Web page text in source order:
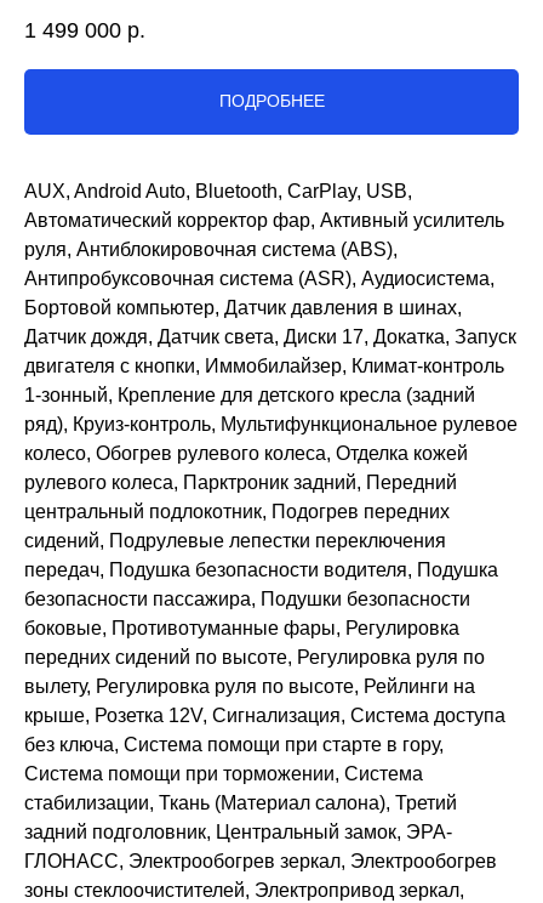
1 499 000 р.
ПОДРОБНЕЕ
AUX, Android Auto, Bluetooth, CarPlay, USB,
Автоматический корректор фар, Активный усилитель
руля, Антиблокировочная система (ABS),
Антипробуксовочная система (ASR), Аудиосистема,
Бортовой компьютер, Датчик давления в шинах,
Датчик дождя, Датчик света, Диски 17, Докатка, Запуск
двигателя с кнопки, Иммобилайзер, Климат-контроль
1-зонный, Крепление для детского кресла (задний
ряд), Круиз-контроль, Мультифункциональное рулевое
колесо, Обогрев рулевого колеса, Отделка кожей
рулевого колеса, Парктроник задний, Передний
центральный подлокотник, Подогрев передних
сидений, Подрулевые лепестки переключения
передач, Подушка безопасности водителя, Подушка
безопасности пассажира, Подушки безопасности
боковые, Противотуманные фары, Регулировка
передних сидений по высоте, Регулировка руля по
вылету, Регулировка руля по высоте, Рейлинги на
крыше, Розетка 12V, Сигнализация, Система доступа
без ключа, Система помощи при старте в гору,
Система помощи при торможении, Система
стабилизации, Ткань (Материал салона), Третий
задний подголовник, Центральный замок, ЭРА-
ГЛОНАСС, Электрообогрев зеркал, Электрообогрев
зоны стеклоочистителей, Электропривод зеркал,